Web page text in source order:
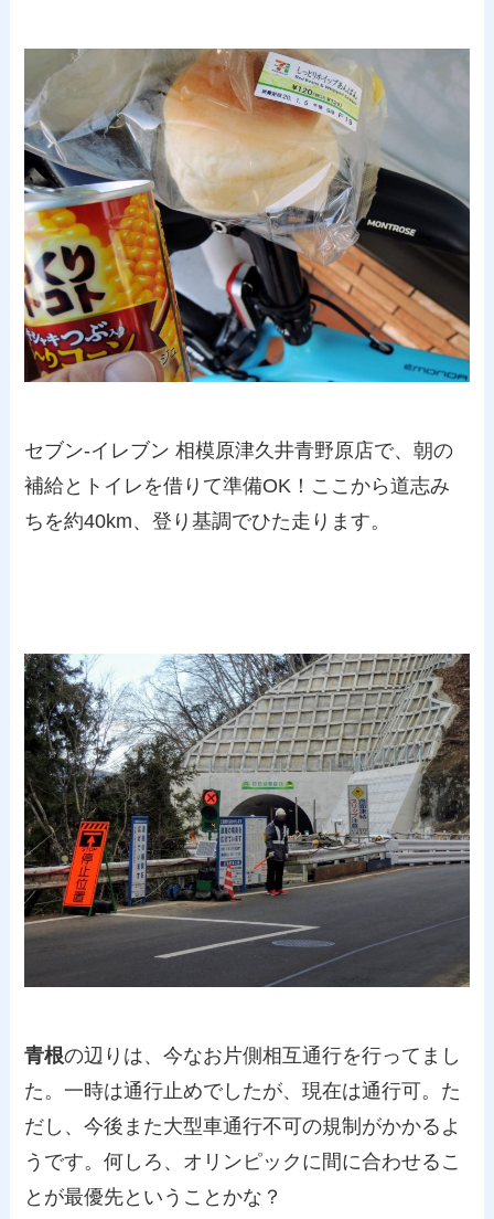
セブン-イレブン 相模原津久井青野原店で、朝の
補給とトイレを借りて準備OK！ここから道志み
ちを約40km、登り基調でひた走ります。
青根の辺りは、今なお片側相互通行を行ってまし
た。一時は通行止めでしたが、現在は通行可。た
だし、今後また大型車通行不可の規制がかかるよ
うです。何しろ、オリンピックに間に合わせるこ
とが最優先ということかな？